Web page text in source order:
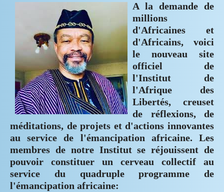
A la demande de
millions
d'Africaines et
d'Africains, voici
le nouveau site
officiel de
l'Institut de
l'Afrique des
Libertés, creuset
de réflexions, de
méditations, de projets et d'actions innovantes
au service de l'émancipation africaine. Les
membres de notre Institut se réjouissent de
pouvoir constituer un cerveau collectif au
service du quadruple programme de
l'émancipation africaine: